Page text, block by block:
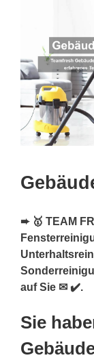
➨ 🥇 TEAM
auf Sie ✉ ✔️.
Sie